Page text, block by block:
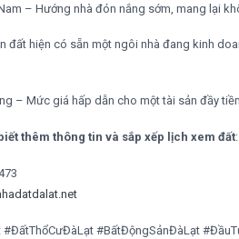
– Hướng nhà đón nắng sớm, mang lại
đất hiện có sẵn một ngôi nhà đang kinh
– Mức giá hấp dẫn cho một tài sản đầy
thêm thông tin và sắp xếp lịch xem đất:
#ĐấtThổCưĐàLạt #BấtĐộngSảnĐàLạt